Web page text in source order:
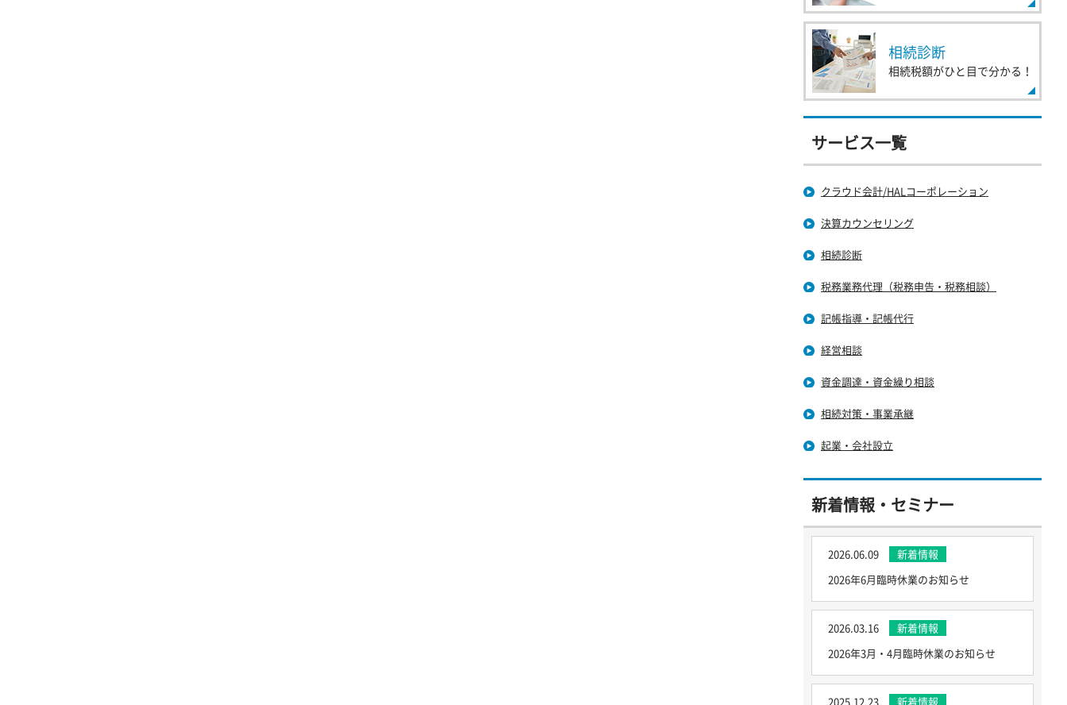
相続診断
相続税額がひと目で分かる！
サービス一覧
クラウド会計/HALコーポレーション
決算カウンセリング
相続診断
税務業務代理（税務申告・税務相談）
記帳指導・記帳代行
経営相談
資金調達・資金繰り相談
相続対策・事業承継
起業・会社設立
新着情報・セミナー
2026.06.09 新着情報
2026年6月臨時休業のお知らせ
2026.03.16 新着情報
2026年3月・4月臨時休業のお知らせ
2025.12.23 新着情報